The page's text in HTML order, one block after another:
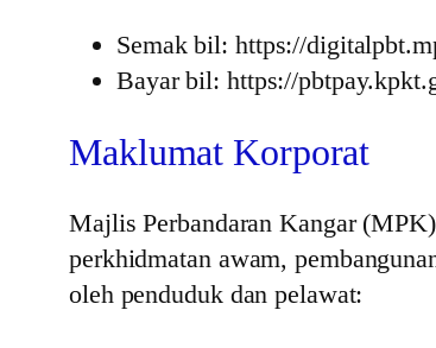
Semak bil: https://
Bayar bil: https://
Maklumat Korporat
Majlis Perbandaran Kangar
perkhidmatan awam,
oleh penduduk dan pelawat: